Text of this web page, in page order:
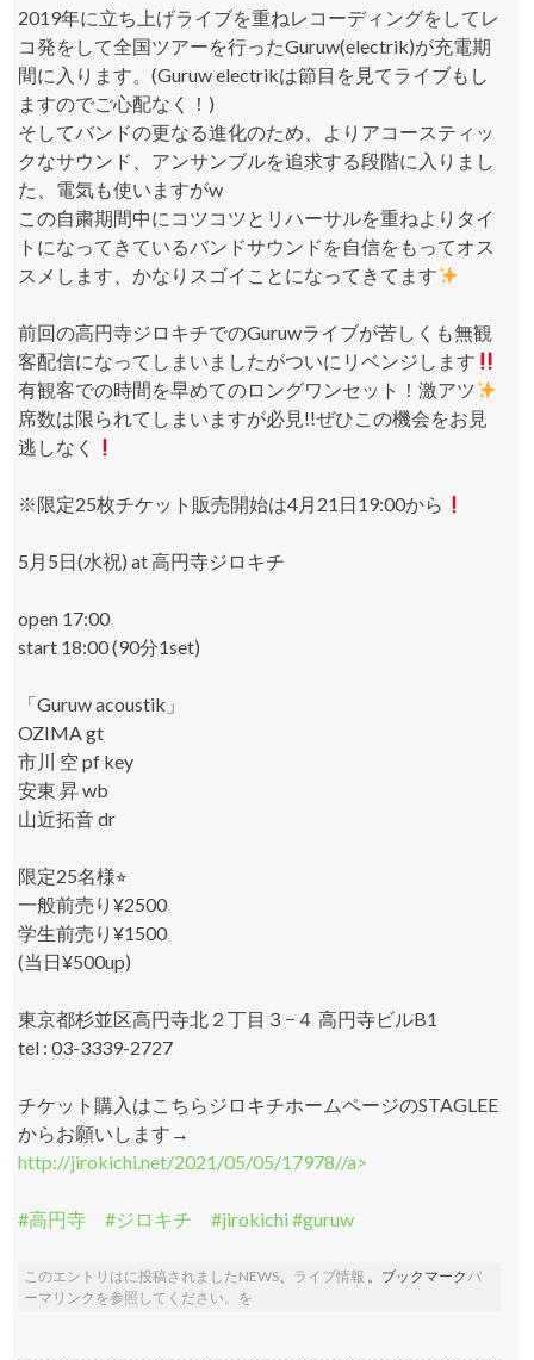
2019年に立ち上げライブを重ねレコーディングをしてレ
コ発をして全国ツアーを行ったGuruw(electrik)が充電期
間に入ります。(Guruw electrikは節目を見てライブもし
ますのでご心配なく！)
そしてバンドの更なる進化のため、よりアコースティッ
クなサウンド、アンサンブルを追求する段階に入りまし
た、電気も使いますがw
この自粛期間中にコツコツとリハーサルを重ねよりタイ
トになってきているバンドサウンドを自信をもってオス
スメします、かなりスゴイことになってきてます
前回の高円寺ジロキチでのGuruwライブが苦しくも無観
客配信になってしまいましたがついにリベンジします
有観客での時間を早めてのロングワンセット！激アツ
席数は限られてしまいますが必見!!ぜひこの機会をお見
逃しなく
※限定25枚チケット販売開始は4月21日19:00から
5月5日(水祝) at 高円寺ジロキチ
open 17:00
start 18:00 (90分1set)
「Guruw acoustik」
OZIMA gt
市川 空 pf key
安東 昇 wb
山近拓音 dr
限定25名様⭐︎
一般前売り¥2500
学生前売り¥1500
(当日¥500up)
東京都杉並区高円寺北２丁目３−４ 高円寺ビルB1
tel : 03-3339-2727
チケット購入はこちらジロキチホームページのSTAGLEE
からお願いします→
http://jirokichi.net/2021/05/05/17978//a>
#高円寺 #ジロキチ #jirokichi #guruw
このエントリはに投稿されましたNEWS、 ライブ情報 。ブックマークパ
ーマリンク を参照してください。を